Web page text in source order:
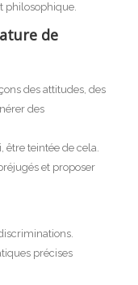
philosophique.
de
des attitudes, des
des
être teintée de cela.
et proposer
précises